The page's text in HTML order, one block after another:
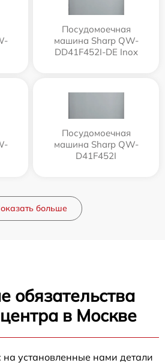
Посудомоечная
машина Sharp QW-
DD41F452I-DE Inox
Посудомоечная
машина Sharp QW-
D41F452I
больше
обязательства
в Москве
на установленные нами детали